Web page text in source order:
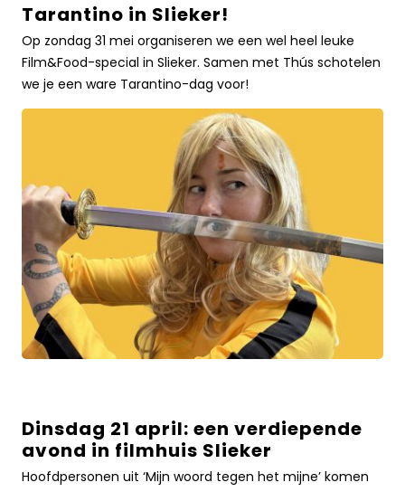
Tarantino
in
Slieker!Lees
meer
Tarantino in Slieker!
Op zondag 31 mei organiseren we een wel heel leuke
Film&Food-special in Slieker. Samen met Thús schotelen
we je een ware Tarantino-dag voor!
Dinsdag
21
april:
Dinsdag 21 april: een verdiepende
avond in filmhuis Slieker
Hoofdpersonen uit ‘Mijn woord tegen het mijne’ komen